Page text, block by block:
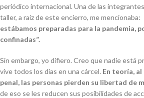
periódico internacional. Una de las
taller, a raíz de este encierro, me mencionaba:
estábamos preparadas para la pandemia,
confinadas”.
Sin embargo, yo difiero. Creo que nadie está
vive todos los días en una cárcel. En teoría,
penal, las personas pierden su libertad de
de eso se les reducen sus posibilidades de